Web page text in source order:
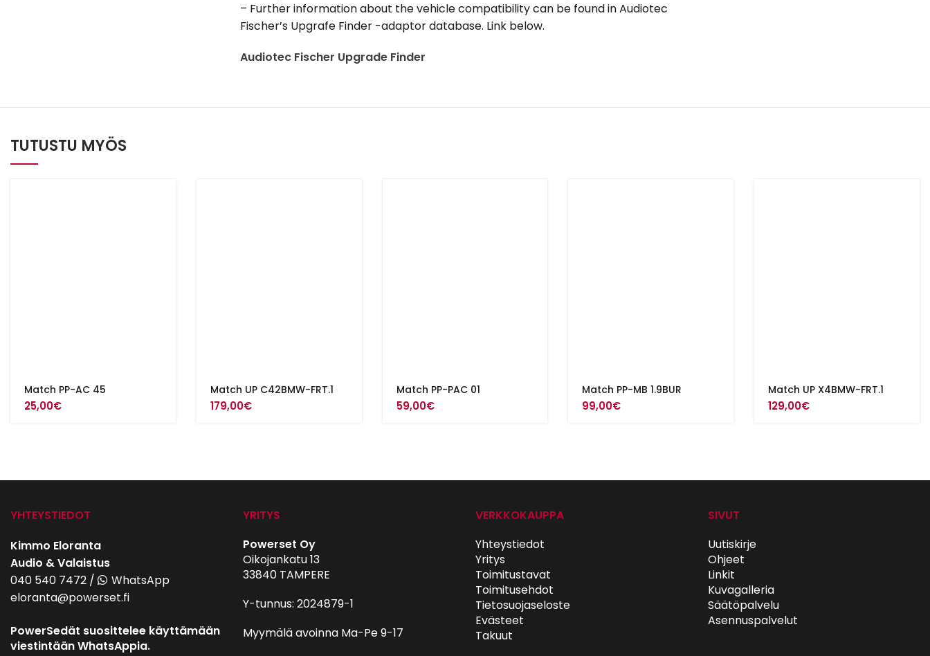
– Further information about the vehicle compatibility can be found in Audiotec
Fischer’s Upgrafe Finder -adaptor database. Link below.
Audiotec Fischer Upgrade Finder
TUTUSTU MYÖS
Match PP-AC 45
25,00€
Match UP C42BMW-FRT.1
179,00€
Match PP-PAC 01
59,00€
Match PP-MB 1.9BUR
99,00€
Match UP X4BMW-FRT.1
129,00€
YHTEYSTIEDOT
Kimmo Eloranta
Audio & Valaistus
040 540 7472 /
WhatsApp
eloranta@powerset.fi
PowerSedät suosittelee käyttämään
viestintään WhatsAppia.
YRITYS
Powerset Oy
Oikojankatu 13
33840 TAMPERE
Y-tunnus: 2024879-1
Myymälä avoinna Ma-Pe 9-17
VERKKOKAUPPA
Yhteystiedot
Yritys
Toimitustavat
Toimitusehdot
Tietosuojaseloste
Evästeet
Takuut
SIVUT
Uutiskirje
Ohjeet
Linkit
Kuvagalleria
Säätöpalvelu
Asennuspalvelut